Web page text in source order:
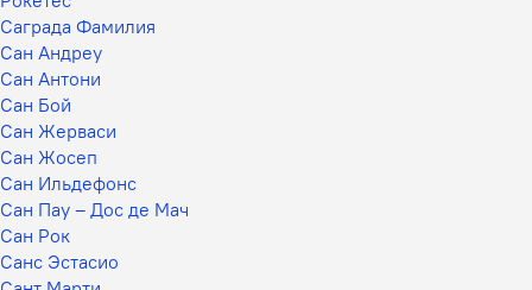
Саграда Фамилия
Сан Андреу
Сан Антони
Сан Бой
Сан Жерваси
Сан Жосеп
Сан Ильдефонс
Сан Пау – Дос де Мач
Сан Рок
Санс Эстасио